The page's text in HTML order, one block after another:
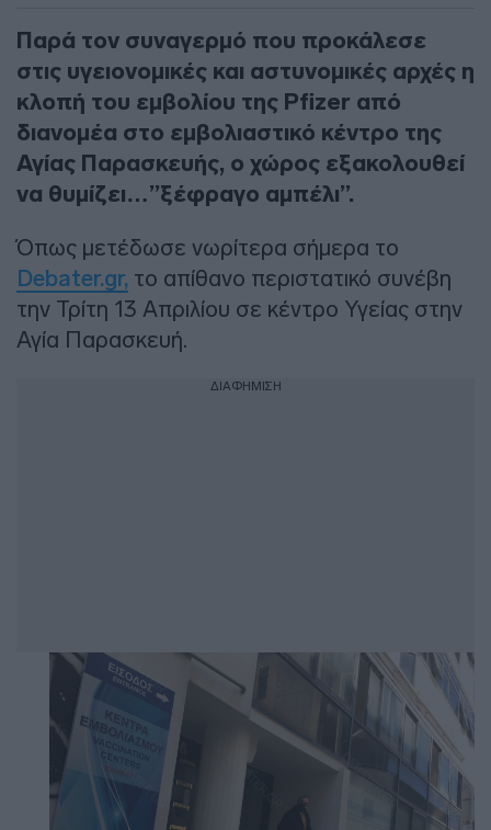
Παρά τον συναγερμό που προκάλεσε
στις υγειονομικές και αστυνομικές αρχές η
κλοπή του εμβολίου της Pfizer από
διανομέα στο εμβολιαστικό κέντρο της
Αγίας Παρασκευής, ο χώρος εξακολουθεί
να θυμίζει…”ξέφραγο αμπέλι”.
Όπως μετέδωσε νωρίτερα σήμερα το
Debater.gr, το απίθανο περιστατικό συνέβη
την Τρίτη 13 Απριλίου σε κέντρο Υγείας στην
Αγία Παρασκευή.
ΔΙΑΦΗΜΙΣΗ